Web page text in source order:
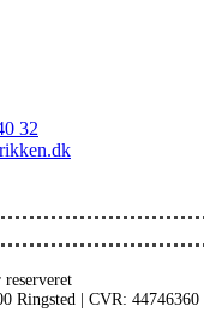
32
Ringsted | CVR: 44746360